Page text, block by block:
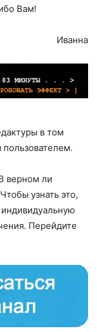
Вам!
Иванна
в том
верном ли
узнать это,
Перейдите